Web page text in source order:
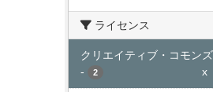
ライセンス
クリエイティブ・コモンズ
-
2 x